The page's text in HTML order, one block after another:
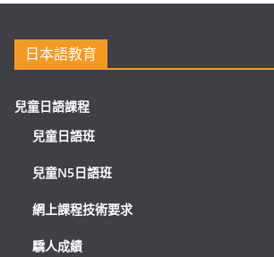
日本語教育
兒童日語課程
兒童日語班
兒童N5日語班
網上課程技術要求
驕人成績